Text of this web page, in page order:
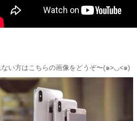
ない方はこちらの画像をどうぞ〜(๑>◡<๑)